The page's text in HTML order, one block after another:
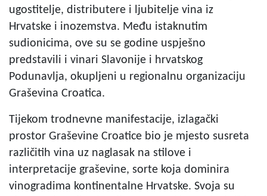
ugostitelje, distributere i ljubitelje vina iz
Hrvatske i inozemstva. Među istaknutim
sudionicima, ove su se godine uspješno
predstavili i vinari Slavonije i hrvatskog
Podunavlja, okupljeni u regionalnu organizaciju
Graševina Croatica.
Tijekom trodnevne manifestacije, izlagački
prostor Graševine Croatice bio je mjesto susreta
različitih vina uz naglasak na stilove i
interpretacije graševine, sorte koja dominira
vinogradima kontinentalne Hrvatske. Svoja su